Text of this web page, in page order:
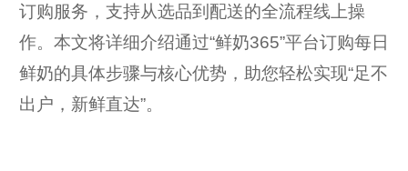
订购服务，支持从选品到配送的全流程线上操
作。本文将详细介绍通过“鲜奶365”平台订购每日
鲜奶的具体步骤与核心优势，助您轻松实现“足不
出户，新鲜直达”。